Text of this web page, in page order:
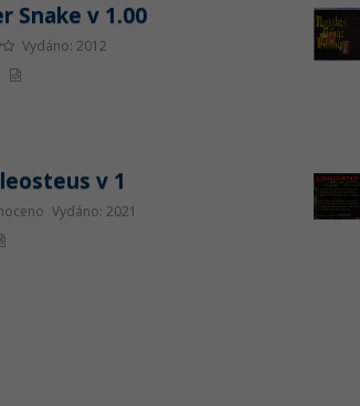
Snake v 1.00
Vydáno: 2012
v 1
Vydáno: 2021